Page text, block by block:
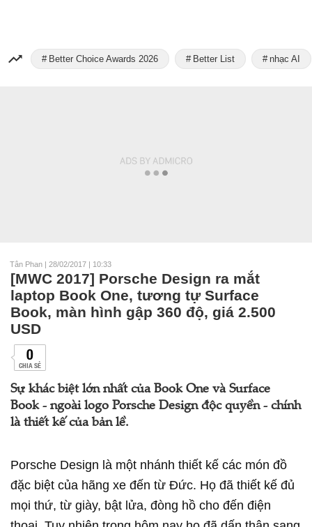
Better Choice Awards 2026 Better List nhạc AI
Tân Phan | 28/02/2017 | 10:33
[MWC 2017] Porsche Design ra mắt
laptop Book One, tương tự Surface
Book, màn hình gập 360 độ, giá 2.500
USD
0
CHIA SẺ
Sự khác biệt lớn nhất của Book One và Surface
Book - ngoài logo Porsche Design độc quyền - chính
là thiết kế của bản lề.
Porsche Design là một nhánh thiết kế các món đồ
đặc biệt của hãng xe đến từ Đức. Họ đã thiết kế đủ
mọi thứ, từ giày, bật lửa, đòng hồ cho đến điện